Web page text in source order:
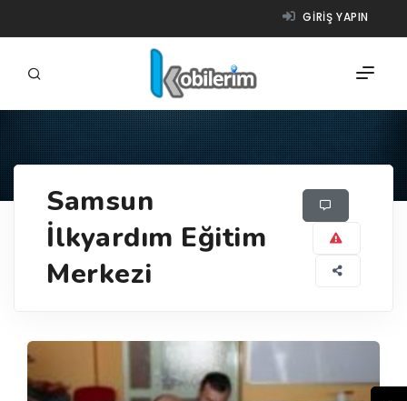
GIRIŞ YAPIN
ÜRÜNLER
NASIL ÇALIŞIR?
Samsun
İlkyardım Eğitim
Merkezi